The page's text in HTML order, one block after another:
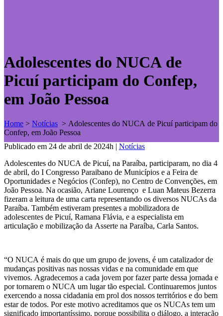
Adolescentes do NUCA de
Picuí participam do Confep,
em João Pessoa
Home > Notícias > Adolescentes do NUCA de Picuí participam do
Confep, em João Pessoa
Publicado em 24 de abril de 2024h | Notícias
Adolescentes do NUCA de Picuí, na Paraíba, participaram, no dia 4
de abril, do I Congresso Paraibano de Municípios e a Feira de
Oportunidades e Negócios (Confep), no Centro de Convenções, em
João Pessoa. Na ocasião, Ariane Lourenço e Luan Mateus Bezerra
fizeram a leitura de uma carta representando os diversos NUCAs da
Paraíba. Também estiveram presentes a mobilizadora de
adolescentes de Picuí, Ramana Flávia, e a especialista em
articulação e mobilização da Asserte na Paraíba, Carla Santos.
“O NUCA é mais do que um grupo de jovens, é um catalizador de
mudanças positivas nas nossas vidas e na comunidade em que
vivemos. Agradecemos a cada jovem por fazer parte dessa jornada e
por tornarem o NUCA um lugar tão especial. Continuaremos juntos
exercendo a nossa cidadania em prol dos nossos territórios e do bem
estar de todos. Por este motivo acreditamos que os NUCAs tem um
significado importantíssimo, porque possibilita o diálogo, a interação